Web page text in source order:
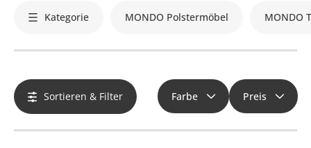
Kategorie MONDO Polstermöbel MONDO
Sortieren & Filter Farbe Preis